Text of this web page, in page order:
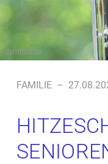
Symbolbild
FAMILIE –